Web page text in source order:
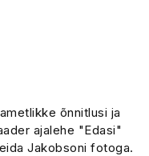
õnnitlusi ja
ajalehe "Edasi"
Jakobsoni fotoga.